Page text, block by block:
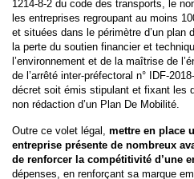
1214-8-2 du code des transports, le
les entreprises regroupant au moins
et situées dans le périmètre d’un plan
la perte du soutien financier et
l’environnement et de la maîtrise de
de l’arrêté inter-préfectoral n° IDF-
décret soit émis stipulant et fixant les
non rédaction d’un Plan De Mobilité.
Outre ce volet légal, mettre en place
entreprise présente de nombreux
de renforcer la compétitivité d’une
dépenses, en renforçant sa marque